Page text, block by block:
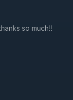
so much!!